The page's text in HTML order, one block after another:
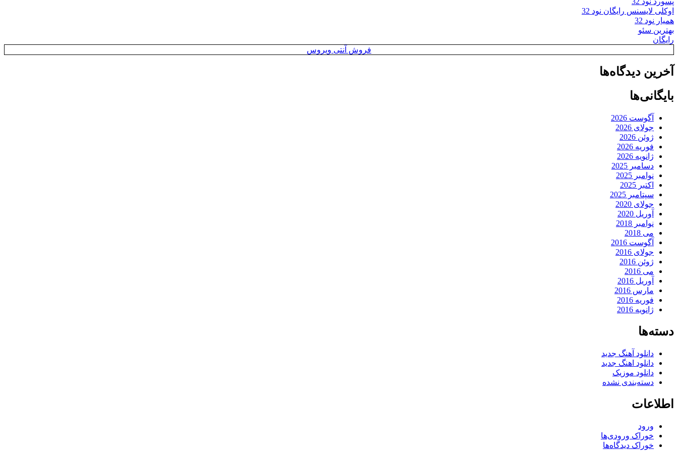
اوکلی لایسنس رایگان نود 32
همیار نود 32
بهترین سئو
رایگان
فروش آنتی ویروس
آخرین دیدگاه‌ها
بایگانی‌ها
آگوست 2026
جولای 2026
ژوئن 2026
فوریه 2026
ژانویه 2026
دسامبر 2025
نوامبر 2025
اکتبر 2025
سپتامبر 2025
جولای 2020
آوریل 2020
نوامبر 2018
می 2018
آگوست 2016
جولای 2016
ژوئن 2016
می 2016
آوریل 2016
مارس 2016
فوریه 2016
ژانویه 2016
دسته‌ها
دانلود آهنگ جدید
دانلود اهنگ جدید
دانلود موزیک
دسته‌بندی نشده
اطلاعات
ورود
خوراک ورودی‌ها
خوراک دیدگاه‌ها